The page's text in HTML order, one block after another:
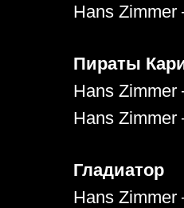
Hans Zimmer
Пираты
Hans Zimmer
Hans Zimmer
Гладиатор
Hans Zimmer